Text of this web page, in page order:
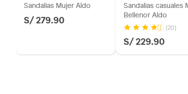
Sandalias Mujer Aldo
S/ 279.90
Sandalias casuales
Bellenor Aldo
(20)
S/ 229.90